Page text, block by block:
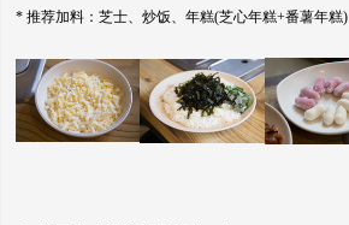
* 推荐加料：芝士、炒饭、年糕(芝心年糕+番薯年糕